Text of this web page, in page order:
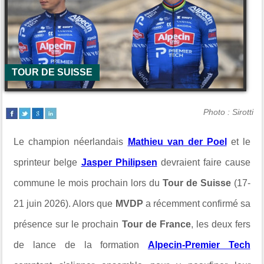
TOUR DE SUISSE
Photo : Sirotti
Le champion néerlandais Mathieu van der Poel et le
sprinteur belge Jasper Philipsen devraient faire cause
commune le mois prochain lors du Tour de Suisse(17-
21 juin 2026). Alors que MVDP a récemment confirmé sa
présence sur le prochain Tour de France, les deux fers
de lance de la formation Alpecin-Premier Tech